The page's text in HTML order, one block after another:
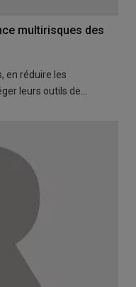
multirisques des
en réduire les
leurs outils de…